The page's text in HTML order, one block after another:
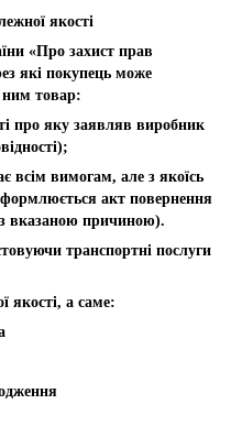
якості
«Про захист прав
які покупець може
ним товар:
про яку заявляв виробник
всім вимогам, але з якоїсь
акт повернення
вказаною причиною).
транспортні послуги
якості, а саме: